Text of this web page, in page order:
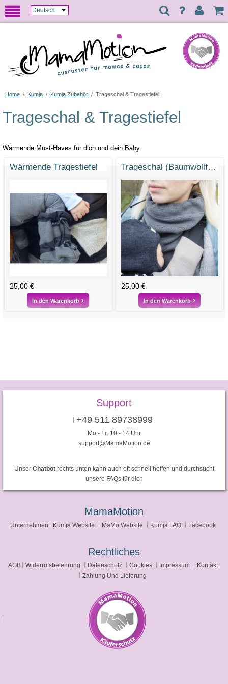
Home / Kumja / Kumja Zubehör / Trageschal & Tragestiefel
Trageschal & Tragestiefel
Wärmende Must-Haves für dich und dein Baby
Wärmende Tragestiefel
25,00 €
In den Warenkorb
Trageschal (Baumwollfleece)
25,00 €
In den Warenkorb
Support
+49 511 89738999
Mo - Fr: 10 - 14 Uhr
support@MamaMotion.de
Unser Chatbotrechts unten kann auch oft schnell helfen und durchsucht
unsere FAQs für dich
MamaMotion
Unternehmen Kumja Website MaMo Website Kumja FAQ Facebook
Rechtliches
AGB Widerrufsbelehrung Datenschutz Cookies Impressum
Kontakt
Zahlung Und Lieferung